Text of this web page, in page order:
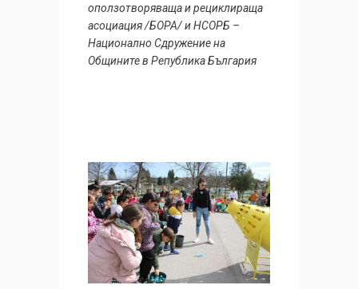
оползотворяваща и рециклираща
асоциация /БОРА/ и НСОРБ –
Национално Сдружение на
Общините в Република България